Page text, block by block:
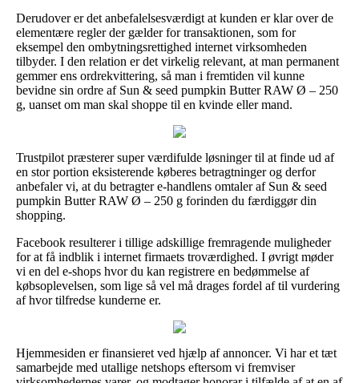
Derudover er det anbefalelsesværdigt at kunden er klar over de
elementære regler der gælder for transaktionen, som for
eksempel den ombytningsrettighed internet virksomheden
tilbyder. I den relation er det virkelig relevant, at man permanent
gemmer ens ordrekvittering, så man i fremtiden vil kunne
bevidne sin ordre af Sun & seed pumpkin Butter RAW Ø – 250
g, uanset om man skal shoppe til en kvinde eller mand.
Trustpilot præsterer super værdifulde løsninger til at finde ud af
en stor portion eksisterende køberes betragtninger og derfor
anbefaler vi, at du betragter e-handlens omtaler af Sun & seed
pumpkin Butter RAW Ø – 250 g forinden du færdiggør din
shopping.
Facebook resulterer i tillige adskillige fremragende muligheder
for at få indblik i internet firmaets troværdighed. I øvrigt møder
vi en del e-shops hvor du kan registrere en bedømmelse af
købsoplevelsen, som lige så vel må drages fordel af til vurdering
af hvor tilfredse kunderne er.
Hjemmesiden er finansieret ved hjælp af annoncer. Vi har et tæt
samarbejde med utallige netshops eftersom vi fremviser